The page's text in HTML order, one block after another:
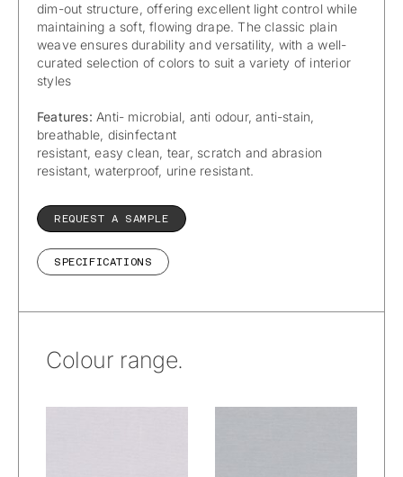
dim-out structure, offering excellent light control while
maintaining a soft, flowing drape. The classic plain
weave ensures durability and versatility, with a well-
curated selection of colors to suit a variety of interior
styles
Features: Anti- microbial, anti odour, anti-stain,
breathable, disinfectant
resistant, easy clean, tear, scratch and abrasion
resistant, waterproof, urine resistant.
REQUEST A SAMPLE
SPECIFICATIONS
Colour range.